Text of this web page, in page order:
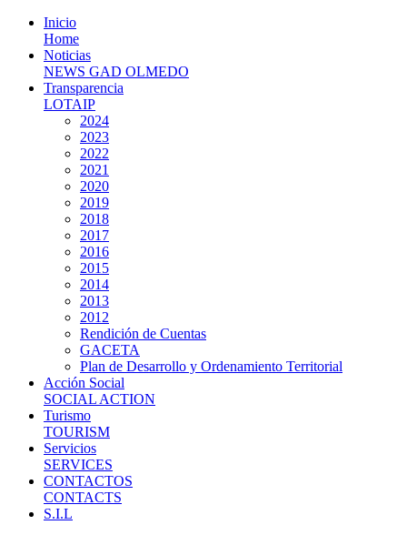
Inicio
Home
Noticias
NEWS GAD OLMEDO
Transparencia
LOTAIP
2024
2023
2022
2021
2020
2019
2018
2017
2016
2015
2014
2013
2012
Rendición de Cuentas
GACETA
Plan de Desarrollo y Ordenamiento Territorial
Acción Social
SOCIAL ACTION
Turismo
TOURISM
Servicios
SERVICES
CONTACTOS
CONTACTS
S.I.L